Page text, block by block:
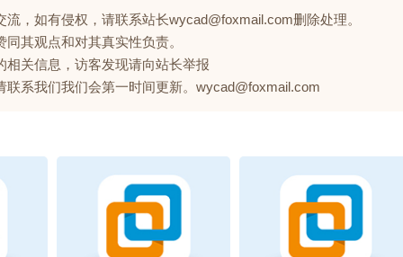
，如有侵权，请联系站长wycad@foxmail.com删除处理。
其观点和对其真实性负责。
关信息，访客发现请向站长举报
系我们我们会第一时间更新。wycad@foxmail.com